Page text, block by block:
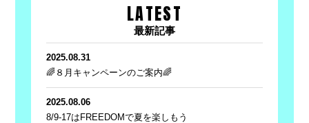
LATEST
最新記事
2025.08.31
🌈８月キャンペーンのご案内🌈
2025.08.06
8/9-17はFREEDOMで夏を楽しもう